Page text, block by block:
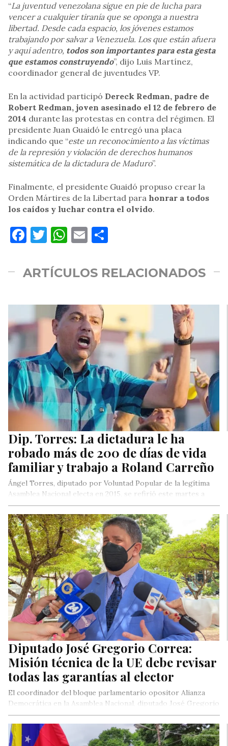
“La juventud venezolana sigue en pie de lucha para
vencer a cualquier tiranía que se oponga a nuestra
libertad. Desde cada espacio, los jóvenes estamos
trabajando por salvar a Venezuela. Los que están afuera
y aquí adentro, todos son importantes para esta gesta
que estamos construyendo”, dijo Luis Martínez,
coordinador general de juventudes VP.
En la actividad participó Dereck Redman, padre de
Robert Redman, joven asesinado el 12 de febrero de
2014 durante las protestas en contra del régimen. El
presidente Juan Guaidó le entregó una placa
indicando que “este un reconocimiento a las víctimas
de la represión y violación de derechos humanos
sistemática de la dictadura de Maduro”.
Finalmente, el presidente Guaidó propuso crear la
Orden Mártires de la Libertad para honrar a todos
los caídos y luchar contra el olvido.
Facebook
Twitter
WhatsApp
Email
ARTÍCULOS RELACIONADOS
Dip. Torres: La dictadura le ha
robado más de 200 de días de vida
familiar y trabajo a Roland Carreño
Ángel Torres, diputado por Voluntad Popular de la legítima
Asamblea Nacional electa en 2015, se refirió este martes a
los…
Diputado José Gregorio Correa:
Misión técnica de la UE debe revisar
todas las garantías al elector
El coordinador del bloque parlamentario opositor Alianza
Democrática en la Asamblea Nacional, diputado José Gregorio
Correa, aseguró que la visita…